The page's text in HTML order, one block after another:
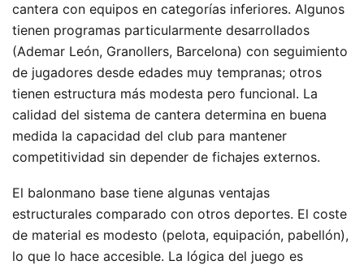
cantera con equipos en categorías inferiores. Algunos
tienen programas particularmente desarrollados
(Ademar León, Granollers, Barcelona) con seguimiento
de jugadores desde edades muy tempranas; otros
tienen estructura más modesta pero funcional. La
calidad del sistema de cantera determina en buena
medida la capacidad del club para mantener
competitividad sin depender de fichajes externos.
El balonmano base tiene algunas ventajas
estructurales comparado con otros deportes. El coste
de material es modesto (pelota, equipación, pabellón),
lo que lo hace accesible. La lógica del juego es